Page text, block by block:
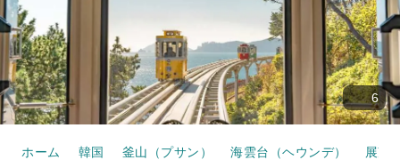
6
ホーム 韓国 釜山（プサン） 海雲台（ヘウンデ） 展望